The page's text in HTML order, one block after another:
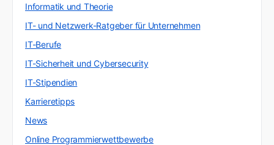
Informatik und Theorie
IT- und Netzwerk-Ratgeber für Unternehmen
IT-Berufe
IT-Sicherheit und Cybersecurity
IT-Stipendien
Karrieretipps
News
Online Programmierwettbewerbe